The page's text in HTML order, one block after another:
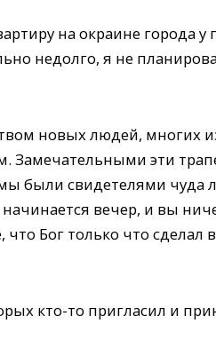
на окраине города у
недолго, я не
новых людей, многих
Замечательными эти
были свидетелями чуда
вечер, и вы
что Бог только что сделал
кто-то пригласил и